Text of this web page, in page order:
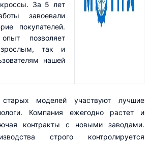
За 5 лет
завоевали
покупателей.
позволяет
так и
нашей
моделей участвуют лучшие
Компания ежегодно растет и
контракты с новыми заводами.
строго контролируется